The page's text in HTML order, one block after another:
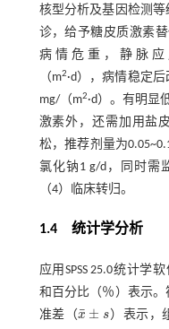
核型分析及基因检测
诊，给予糖皮质激素
病情危重，静脉应
（m2·d），病情稳定
mg/（m2·d）。有明显
激素外，还需加用盐
松，推荐剂量为
氯化钠1 g/d，同时需
（4）临床转归。
1.4 统计学分析
应用SPSS 25.0统计学
和百分比（％）表示
准差（x
¯ ± s
x¯ ±s ）表示，